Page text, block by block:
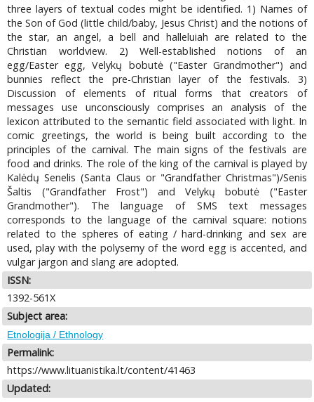
three layers of textual codes might be identified. 1) Names of
the Son of God (little child/baby, Jesus Christ) and the notions of
the star, an angel, a bell and halleluiah are related to the
Christian worldview. 2) Well-established notions of an
egg/Easter egg, Velykų bobutė ("Easter Grandmother") and
bunnies reflect the pre-Christian layer of the festivals. 3)
Discussion of elements of ritual forms that creators of
messages use unconsciously comprises an analysis of the
lexicon attributed to the semantic field associated with light. In
comic greetings, the world is being built according to the
principles of the carnival. The main signs of the festivals are
food and drinks. The role of the king of the carnival is played by
Kalėdų Senelis (Santa Claus or "Grandfather Christmas")/Senis
Šaltis ("Grandfather Frost") and Velykų bobutė ("Easter
Grandmother"). The language of SMS text messages
corresponds to the language of the carnival square: notions
related to the spheres of eating / hard-drinking and sex are
used, play with the polysemy of the word egg is accented, and
vulgar jargon and slang are adopted.
ISSN:
1392-561X
Subject area:
Etnologija / Ethnology
Permalink:
https://www.lituanistika.lt/content/41463
Updated: